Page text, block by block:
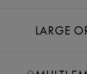
LARGE